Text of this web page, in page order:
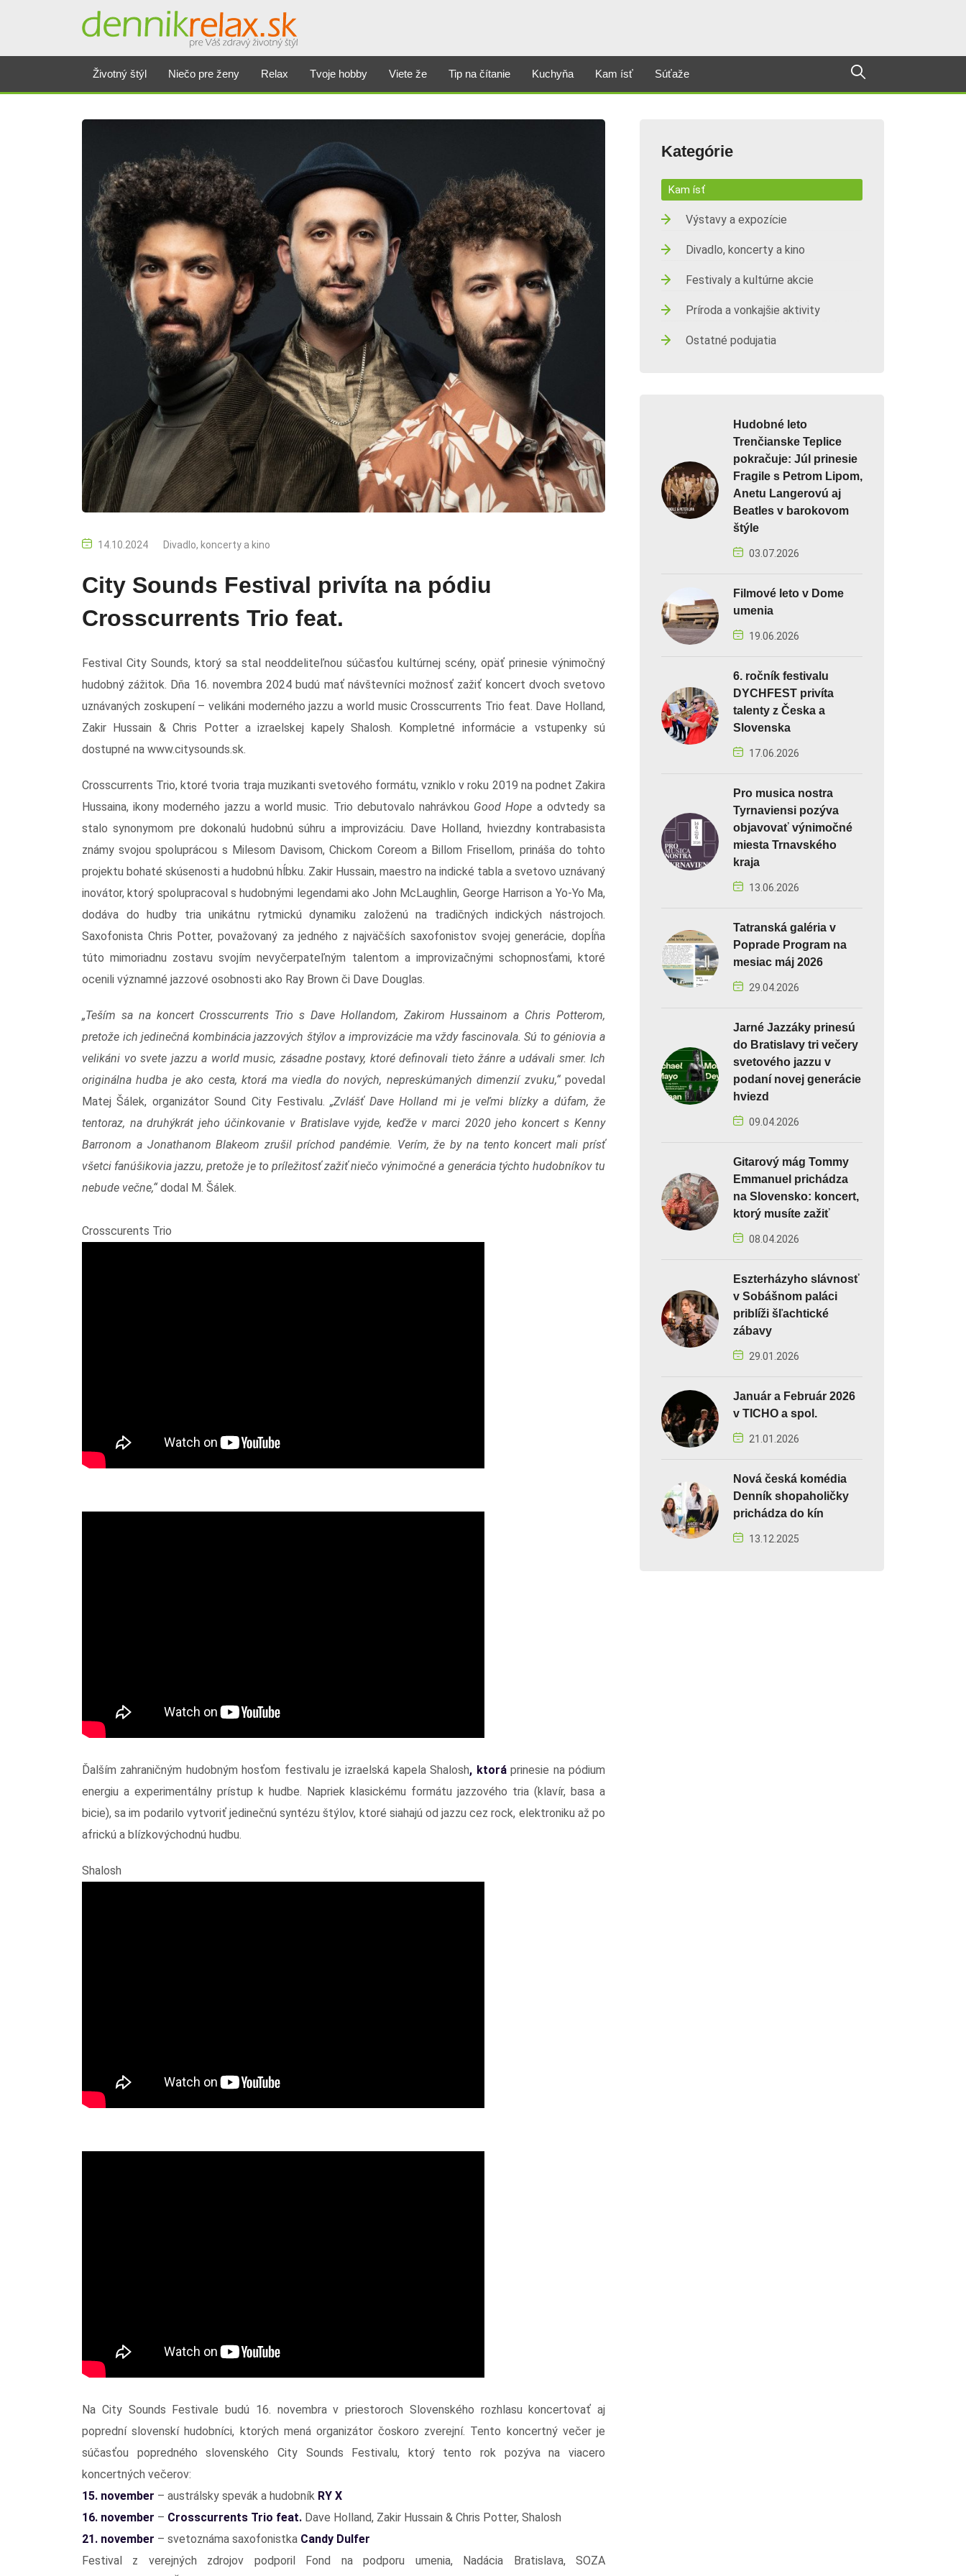
Životný štýl Niečo pre ženy Relax Tvoje hobby Viete že Tip na čítanie Kuchyňa Kam ísť Súťaže
14.10.2024 Divadlo, koncerty a kino
City Sounds Festival privíta na pódiu
Crosscurrents Trio feat.
Festival City Sounds, ktorý sa stal neoddeliteľnou súčasťou kultúrnej scény, opäť prinesie výnimočný
hudobný zážitok. Dňa 16. novembra 2024 budú mať návštevníci možnosť zažiť koncert dvoch svetovo
uznávaných zoskupení – velikáni moderného jazzu a world music Crosscurrents Trio feat. Dave Holland,
Zakir Hussain & Chris Potter a izraelskej kapely Shalosh. Kompletné informácie a vstupenky sú
dostupné na www.citysounds.sk.
Crosscurrents Trio, ktoré tvoria traja muzikanti svetového formátu, vzniklo v roku 2019 na podnet Zakira
Hussaina, ikony moderného jazzu a world music. Trio debutovalo nahrávkou Good Hope a odvtedy sa
stalo synonymom pre dokonalú hudobnú súhru a improvizáciu. Dave Holland, hviezdny kontrabasista
známy svojou spoluprácou s Milesom Davisom, Chickom Coreom a Billom Frisellom, prináša do tohto
projektu bohaté skúsenosti a hudobnú hĺbku. Zakir Hussain, maestro na indické tabla a svetovo uznávaný
inovátor, ktorý spolupracoval s hudobnými legendami ako John McLaughlin, George Harrison a Yo-Yo Ma,
dodáva do hudby tria unikátnu rytmickú dynamiku založenú na tradičných indických nástrojoch.
Saxofonista Chris Potter, považovaný za jedného z najväčších saxofonistov svojej generácie, dopĺňa
túto mimoriadnu zostavu svojím nevyčerpateľným talentom a improvizačnými schopnosťami, ktoré
ocenili významné jazzové osobnosti ako Ray Brown či Dave Douglas.
„Teším sa na koncert Crosscurrents Trio s Dave Hollandom, Zakirom Hussainom a Chris Potterom,
pretože ich jedinečná kombinácia jazzových štýlov a improvizácie ma vždy fascinovala. Sú to géniovia a
velikáni vo svete jazzu a world music, zásadne postavy, ktoré definovali tieto žánre a udávali smer. Ich
originálna hudba je ako cesta, ktorá ma viedla do nových, nepreskúmaných dimenzií zvuku,“povedal
Matej Šálek, organizátor Sound City Festivalu.„Zvlášť Dave Holland mi je veľmi blízky a dúfam, že
tentoraz, na druhýkrát jeho účinkovanie v Bratislave vyjde, keďže v marci 2020 jeho koncert s Kenny
Barronom a Jonathanom Blakeom zrušil príchod pandémie. Verím, že by na tento koncert mali prísť
všetci fanúšikovia jazzu, pretože je to príležitosť zažiť niečo výnimočné a generácia týchto hudobníkov tu
nebude večne,“dodal M. Šálek.
Crosscurents Trio
Ďalším zahraničným hudobným hosťom festivalu je izraelská kapela Shalosh, ktoráprinesie na pódium
energiu a experimentálny prístup k hudbe. Napriek klasickému formátu jazzového tria (klavír, basa a
bicie), sa im podarilo vytvoriť jedinečnú syntézu štýlov, ktoré siahajú od jazzu cez rock, elektroniku až po
africkú a blízkovýchodnú hudbu.
Shalosh
Na City Sounds Festivale budú 16. novembra v priestoroch Slovenského rozhlasu koncertovať aj
poprední slovenskí hudobníci, ktorých mená organizátor čoskoro zverejní. Tento koncertný večer je
súčasťou popredného slovenského City Sounds Festivalu, ktorý tento rok pozýva na viacero
koncertných večerov:
15. november – austrálsky spevák a hudobník RY X
16. november – Crosscurrents Trio feat. Dave Holland, Zakir Hussain & Chris Potter, Shalosh
21. november – svetoznáma saxofonistka Candy Dulfer
Festival z verejných zdrojov podporil Fond na podporu umenia, Nadácia Bratislava, SOZA
Kategórie
Kam ísť
Výstavy a expozície
Divadlo, koncerty a kino
Festivaly a kultúrne akcie
Príroda a vonkajšie aktivity
Ostatné podujatia
Hudobné leto
Trenčianske Teplice
pokračuje: Júl prinesie
Fragile s Petrom Lipom,
Anetu Langerovú aj
Beatles v barokovom
štýle
03.07.2026
Filmové leto v Dome
umenia
19.06.2026
6. ročník festivalu
DYCHFEST privíta
talenty z Česka a
Slovenska
17.06.2026
Pro musica nostra
Tyrnaviensi pozýva
objavovať výnimočné
miesta Trnavského
kraja
13.06.2026
Tatranská galéria v
Poprade Program na
mesiac máj 2026
29.04.2026
Jarné Jazzáky prinesú
do Bratislavy tri večery
svetového jazzu v
podaní novej generácie
hviezd
09.04.2026
Gitarový mág Tommy
Emmanuel prichádza
na Slovensko: koncert,
ktorý musíte zažiť
08.04.2026
Eszterházyho slávnosť
v Sobášnom paláci
priblíži šľachtické
zábavy
29.01.2026
Január a Február 2026
v TICHO a spol.
21.01.2026
Nová česká komédia
Denník shopaholičky
prichádza do kín
13.12.2025